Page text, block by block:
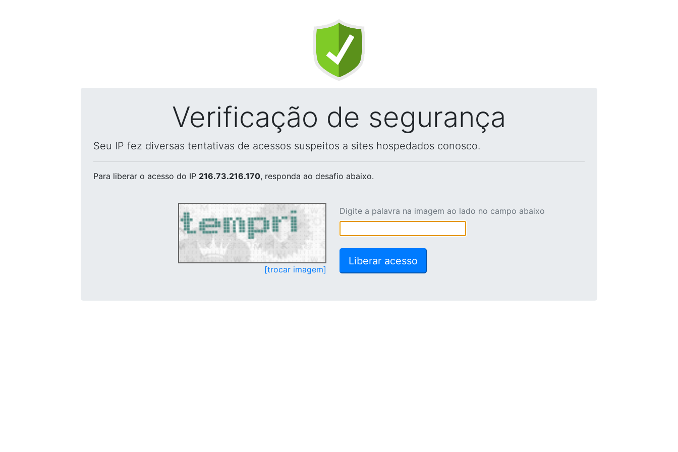
Verificação de segurança
Seu IP fez diversas tentativas de acessos suspeitos a sites hospedados conosco.
Para liberar o acesso do IP 216.73.216.170, responda ao desafio abaixo.
[trocar imagem]
Digite a palavra na imagem ao lado no campo abaixo